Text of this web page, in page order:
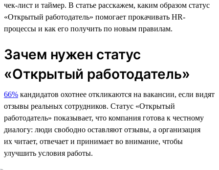
чек-лист и таймер. В статье расскажем, каким образом статус
«Открытый работодатель» помогает прокачивать HR-
процессы и как его получить по новым правилам.
Зачем нужен статус
«Открытый работодатель»
66% кандидатов охотнее откликаются на вакансии, если видят
отзывы реальных сотрудников. Статус «Открытый
работодатель» показывает, что компания готова к честному
диалогу: люди свободно оставляют отзывы, а организация
их читает, отвечает и принимает во внимание, чтобы
улучшить условия работы.